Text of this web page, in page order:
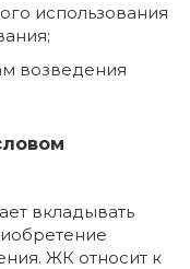
использования
возведения
вкладывать
ЖК относит к